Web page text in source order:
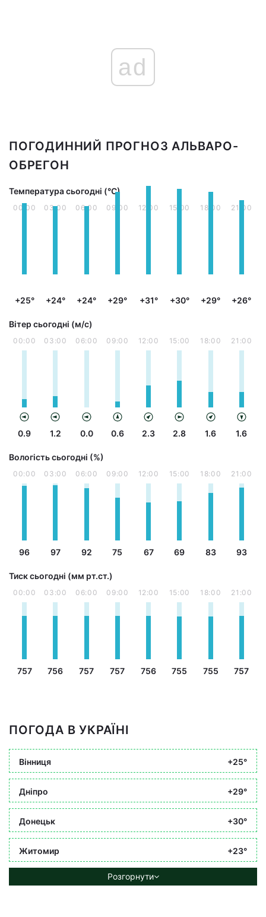
ad
ПОГОДИННИЙ ПРОГНОЗ АЛЬВАРО-
ОБРЕГОН
Температура сьогодні (°С)
00:00
+25°
03:00
+24°
06:00
+24°
09:00
+29°
12:00
+31°
15:00
+30°
18:00
+29°
21:00
+26°
Вітер сьогодні (м/с)
00:00
0.9
03:00
1.2
06:00
0.0
09:00
0.6
12:00
2.3
15:00
2.8
18:00
1.6
21:00
1.6
Вологість сьогодні (%)
00:00
96
03:00
97
06:00
92
09:00
75
12:00
67
15:00
69
18:00
83
21:00
93
Тиск сьогодні (мм рт.ст.)
00:00
757
03:00
756
06:00
757
09:00
757
12:00
756
15:00
755
18:00
755
21:00
757
ПОГОДА В УКРАЇНІ
Вінниця +25°
Дніпро +29°
Донецьк +30°
Житомир +23°
Розгорнути